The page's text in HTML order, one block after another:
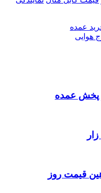
پخش عمده
قیمت روز